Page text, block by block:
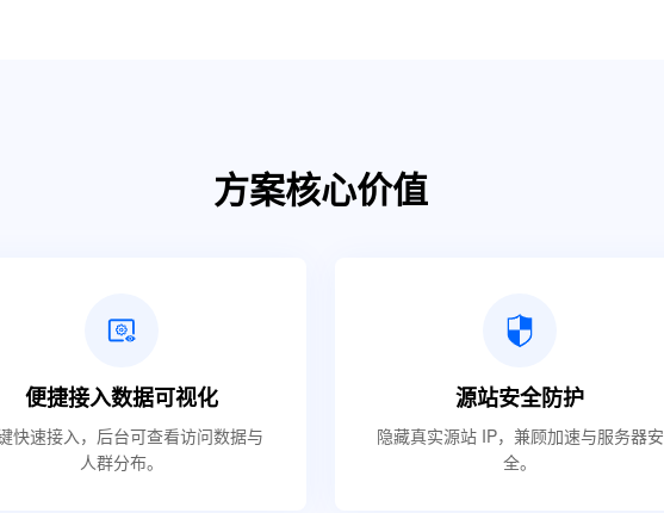
方案核心价值
便捷接入数据可视化
快速接入，后台可查看访问数据与
人群分布。
源站安全防护
隐藏真实源站 IP，兼顾加速与服务器安
全。